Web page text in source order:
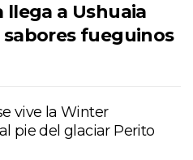
llega a Ushuaia
sabores fueguinos
vive la Winter
pie del glaciar Perito